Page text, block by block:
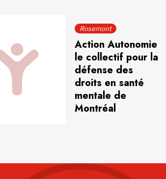
Rosemont
Action Autonomie
le collectif pour la
défense des
droits en santé
mentale de
Montréal